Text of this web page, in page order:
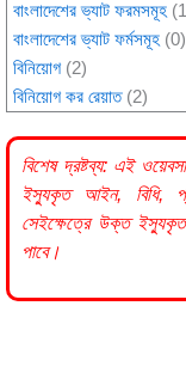
বাংলাদেশের ভ্যাট ফরমসমূহ
বাংলাদেশের ভ্যাট ফর্মসমূহ (0)
বিনিয়োগ (2)
বিনিয়োগ কর রেয়াত(2)
বিশেষ দ্রষ্টব্য: এই
ইস্যুকৃত আইন, বিধি,
সেইক্ষেত্রে উক্ত
পাবে।